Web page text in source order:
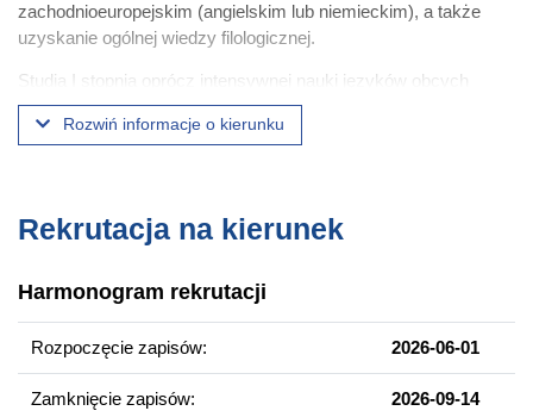
zachodnioeuropejskim (angielskim lub niemieckim), a także
uzyskanie ogólnej wiedzy filologicznej.
Studia I stopnia oprócz intensywnej nauki języków obcych
zapoznają studentów z podstawami warsztatu badawczego, w
tym ze sposobem przeprowadzania podstawowych analiz,
kontekstów językowych, literackich i kulturowych obszaru
rodzimą kompetencją językową i znajomością realiów
kulturowych pozwoli wykorzystywać je w pracy zawodowej o
kwalifikacje językowo-komunikacyjne i interkulturowe.
Atuty kierunku / specjalności studiów:
Rozwiń informacje o kierunku
Rekrutacja na kierunek
Harmonogram rekrutacji
Rozpoczęcie zapisów: 2026-06-01
Zamknięcie zapisów: 2026-09-14